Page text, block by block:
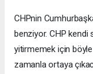
CHPnin
benziyor. CHP kendi
yitirmemek için
zamanla ortaya